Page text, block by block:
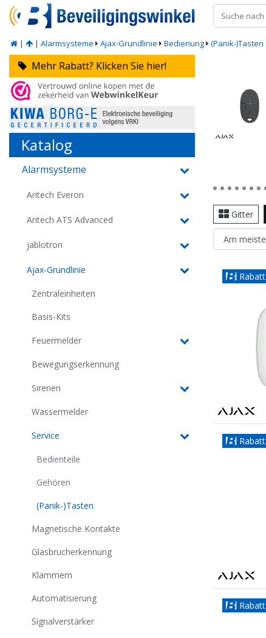
| | Alarmsysteme Ajax-Grundlinie Bedienung (Panik-)Tasten
Mehr Rabatt? Klicken Sie hier!
Katalog
Alarmsysteme
Aritech Everon
Aritech ATS Advanced
jablotron
Ajax-Grundlinie
Zentraleinheiten
Basis-Kits
Feuermelder
Bewegungserkennung
Sirenen
Wassermelder
Service
Bedienteile
Gehören
(Panik-)Tasten
Magnetische Kontakte
Glasbrucherkennung
Klammern
Automatisierung
Signalverstärker
Gitter
Rabatt
Rabatt
Rabatt